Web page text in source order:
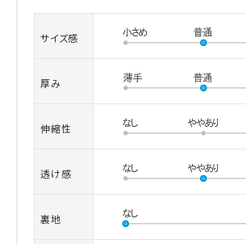
サイズ感
厚み
伸縮性
透け感
裏地